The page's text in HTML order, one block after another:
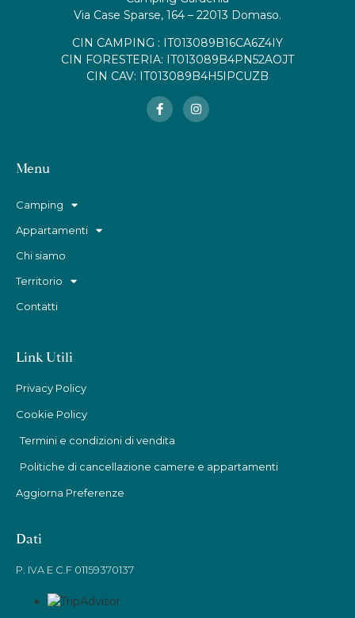
Via Case Sparse, 164 – 22013 Domaso.
CIN CAMPING : IT013089B16CA6Z4IY
CIN FORESTERIA: IT013089B4PN52AOJT
CIN CAV: IT013089B4H5IPCUZB
Menu
Camping
Appartamenti
Chi siamo
Territorio
Contatti
Link Utili
Privacy Policy
Cookie Policy
Termini e condizioni di vendita
Politiche di cancellazione camere e appartamenti
Aggiorna Preferenze
Dati
P. IVA E C.F 01159370137